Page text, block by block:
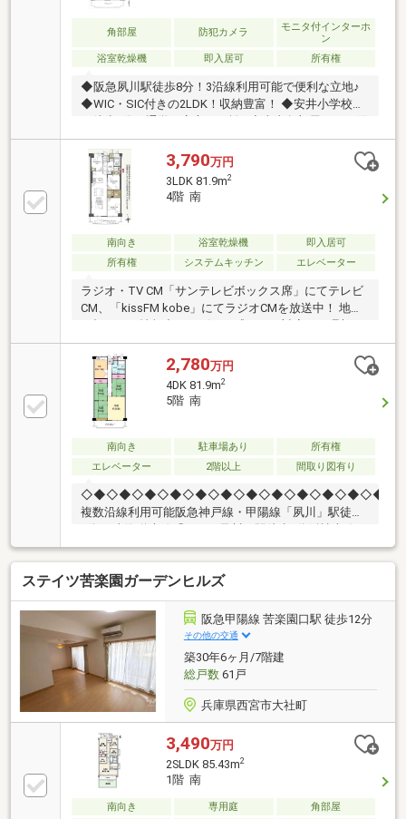
角部屋 防犯カメラ
モニタ付インターホ
ン
浴室乾燥機
即入居可 所有権
◆阪急夙川駅徒歩8分！3沿線利用可能で便利な立地♪
◆WIC・SIC付きの2LDK！収納豊富！ ◆安井小学校ま
で徒歩5分！通学も安心の距離♪ ◆南東角部屋のため陽
当たり良好！リノベーション済みの物件！
3,790万円
3LDK 81.9m2
4階 南
南向き 浴室乾燥機
即入居可
所有権
システムキッチン エレベーター
ラジオ・TV CM「サンテレビボックス席」にてテレビ
CM、「kissFM kobe」にてラジオCMを放送中！ 地域
に根ざした情報力とスピード感のある対応で、理想の
住まい探しをサポート致します♪
2,780万円
4DK 81.9m2
5階 南
南向き 駐車場あり
所有権
エレベーター
2階以上 間取り図有り
複数沿線利用可能阪急神戸線・甲陽線「夙川」駅徒歩
8分JR東海道本線「さくら夙川」駅徒歩9分阪神本線
「西宮」駅徒歩13分■周辺施設コープ夙川まで約130ｍ
（徒歩2分）成城石井夙川店まで約690ｍ（徒歩9分）
ローソン西宮千歳町店まで約270ｍ（徒歩4分）ココカ
ラファイン西田店まで約460ｍ（徒歩6分）西宮大社郵
便局まで約190ｍ（徒歩3分）
ステイツ苦楽園ガーデンヒルズ
阪急甲陽線 苦楽園口駅 徒歩12分
その他の交通
築30年6ヶ月/7階建
総戸数61戸
兵庫県西宮市大社町
3,490万円
2SLDK 85.43m2
1階 南
南向き 専用庭 角部屋